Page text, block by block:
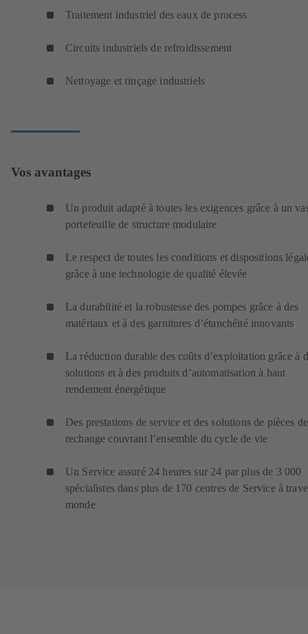
Traitement industriel des eaux de process
Circuits industriels de refroidissement
Nettoyage et rinçage industriels
Vos avantages
Un produit adapté à toutes les exigences grâce à un
portefeuille de structure modulaire
Le respect de toutes les conditions et dispositions
grâce à une technologie de qualité élevée
La durabilité et la robustesse des pompes grâce à des
matériaux et à des garnitures d’étanchéité innovants
La réduction durable des coûts d’exploitation grâce à
solutions et à des produits d’automatisation à haut
rendement énergétique
Des prestations de service et des solutions de pièces de
rechange couvrant l’ensemble du cycle de vie
Un Service assuré 24 heures sur 24 par plus de 3 000
spécialistes dans plus de 170 centres de Service à
monde